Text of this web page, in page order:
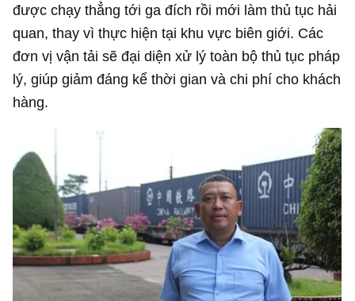
được chạy thẳng tới ga đích rồi mới làm thủ tục hải
quan, thay vì thực hiện tại khu vực biên giới. Các
đơn vị vận tải sẽ đại diện xử lý toàn bộ thủ tục pháp
lý, giúp giảm đáng kể thời gian và chi phí cho khách
hàng.